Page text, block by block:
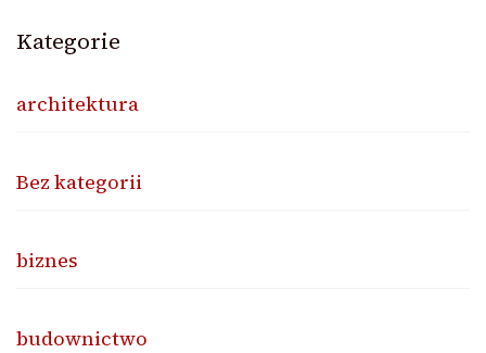
Kategorie
architektura
Bez kategorii
biznes
budownictwo